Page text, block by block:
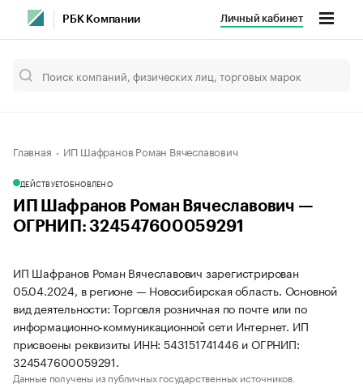
РБК Компании Личный кабинет
Главная ИП Шафранов Роман Вячеславович
ДЕЙСТВУЕТОБНОВЛЕНО
ИП Шафранов Роман Вячеславович —
ОГРНИП: 324547600059291
ИП Шафранов Роман Вячеславович зарегистрирован
05.04.2024, в регионе — Новосибирская область. Основной
вид деятельности: Торговля розничная по почте или по
информационно-коммуникационной сети Интернет. ИП
присвоены реквизиты ИНН: 543151741446 и ОГРНИП:
324547600059291.
Данные получены из публичных государственных источников.